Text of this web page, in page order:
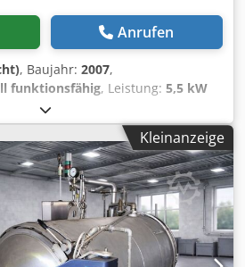
Anrufen
, Baujahr: 2007,
funktionsfähig, Leistung: 5,5 kW
(max.):
550 mm, Neigungsverstellung
CE-Kennzeichnung,
Sägeblattschutz,
Abspeichern von 20
3000mm 1000er
200 mm Tischverlängerung 840
3 4 5 T/Umin Cedpfxoy
Kleinanzeige